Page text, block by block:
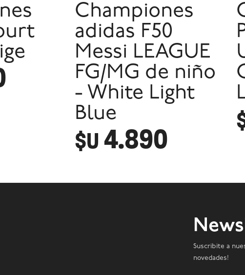
Championes
adidas F50
Messi LEAGUE
FG/MG de niño
- White Light
Blue
$U 4.890
Suscribite a
novedades!